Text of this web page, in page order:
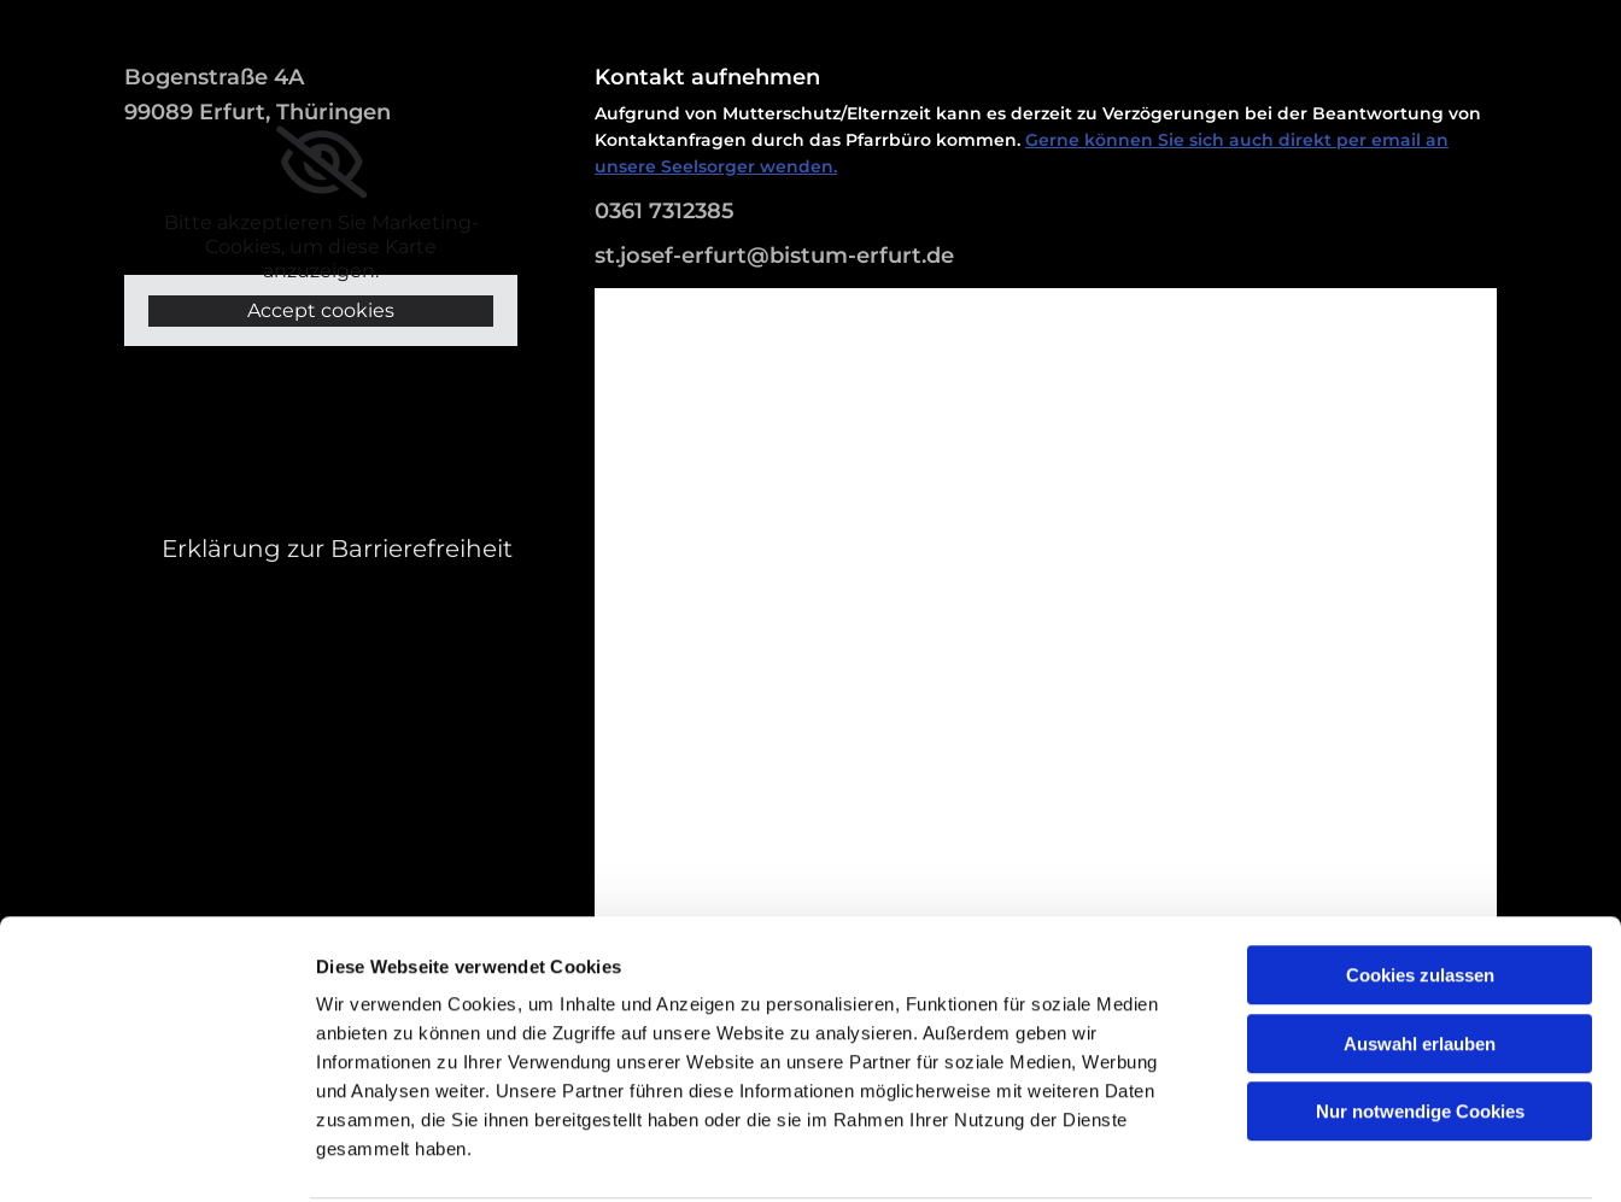
Diese Webseite verwendet Cookies
Wir verwenden Cookies, um Inhalte und Anzeigen zu personalisieren, Funktionen für soziale Medien
anbieten zu können und die Zugriffe auf unsere Website zu analysieren. Außerdem geben wir
Informationen zu Ihrer Verwendung unserer Website an unsere Partner für soziale Medien, Werbung
und Analysen weiter. Unsere Partner führen diese Informationen möglicherweise mit weiteren Daten
zusammen, die Sie ihnen bereitgestellt haben oder die sie im Rahmen Ihrer Nutzung der Dienste
gesammelt haben.
Cookies zulassen
Auswahl erlauben
Nur notwendige Cookies
Bogenstraße 4A
99089 Erfurt, Thüringen
Bitte akzeptieren Sie Marketing-
Cookies, um diese Karte
anzuzeigen.
Accept cookies
Erklärung zur Barrierefreiheit
Kontakt aufnehmen
Aufgrund von Mutterschutz/Elternzeit kann es derzeit zu Verzögerungen bei der Beantwortung von
Kontaktanfragen durch das Pfarrbüro kommen. Gerne können Sie sich auch direkt per email an
unsere Seelsorger wenden.
0361 7312385
st.josef-erfurt@bistum-erfurt.de